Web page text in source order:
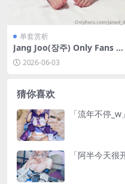
单套赏析
Jang Joo(장주) Only Fans C
ollection01[146P-2V-523.5
M]2026-06-03
猜你喜欢
「流年不停
「阿半今天